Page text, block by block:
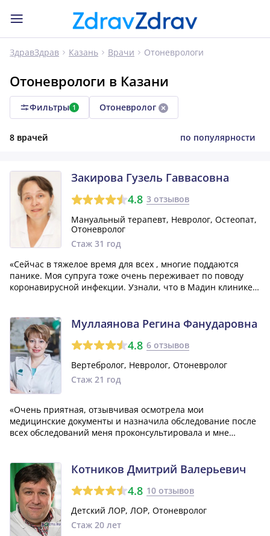
ЗдравЗдрав Казань Врачи Отоневрологи
Отоневрологи в Казани
Фильтры 1 Отоневролог
8 врачей по популярности
Закирова Гузель Гаввасовна
4.8 3 отзывов
Мануальный терапевт, Невролог, Остеопат,
Отоневролог
Стаж 31 год
«Сейчас в тяжелое время для всех , многие поддаются
панике. Моя супруга тоже очень переживает по поводу
коронавирусной инфекции. Узнали, что в Мадин клинике
очень помогло. Она все подробно...»
Муллаянова Регина Фанударовна
4.8 6 отзывов
Вертебролог, Невролог, Отоневролог
Стаж 21 год
«Очень приятная, отзывчивая осмотрела мои
медицинские документы и назначила обследование после
всех обследований меня проконсультировала и мне
проведённой операцией и реабилитацией, диетически...»
Котников Дмитрий Валерьевич
4.8 10 отзывов
Детский ЛОР, ЛОР, Отоневролог
Стаж 20 лет